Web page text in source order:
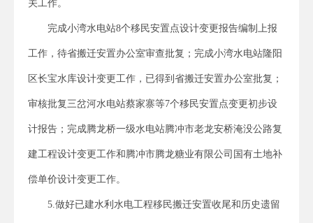
关工作。
完成小湾水电站8个移民安置点设计变更报告编制上报
工作，待省搬迁安置办公室审查批复；完成小湾水电站隆阳
区长宝水库设计变更工作，已得到省搬迁安置办公室批复；
审核批复三岔河水电站蔡家寨等7个移民安置点变更初步设
计报告；完成腾龙桥一级水电站腾冲市老龙安桥淹没公路复
建工程设计变更工作和腾冲市腾龙糖业有限公司国有土地补
偿单价设计变更工作。
5.做好已建水利水电工程移民搬迁安置收尾和历史遗留